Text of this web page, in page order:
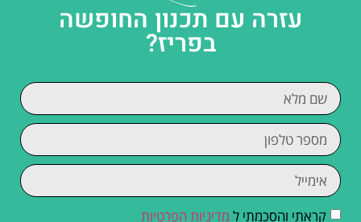
עזרה עם תכנון החופשה
בפריז?
קראתי והסכמתי ל מדיניות הפרטיות